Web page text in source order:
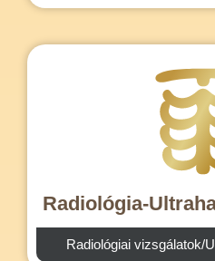
Radiológia-
Radiológiai vizsgálatok/